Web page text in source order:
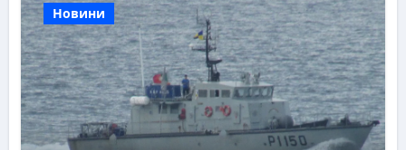
Новини